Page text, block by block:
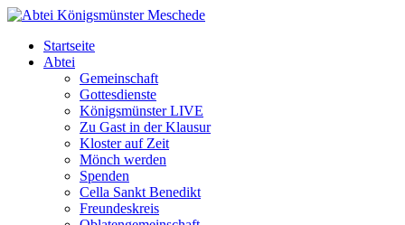
Startseite
Abtei
Gemeinschaft
Gottesdienste
Königsmünster LIVE
Zu Gast in der Klausur
Kloster auf Zeit
Mönch werden
Spenden
Cella Sankt Benedikt
Freundeskreis